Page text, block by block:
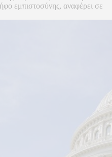
εμπιστοσύνης, αναφέρει σε